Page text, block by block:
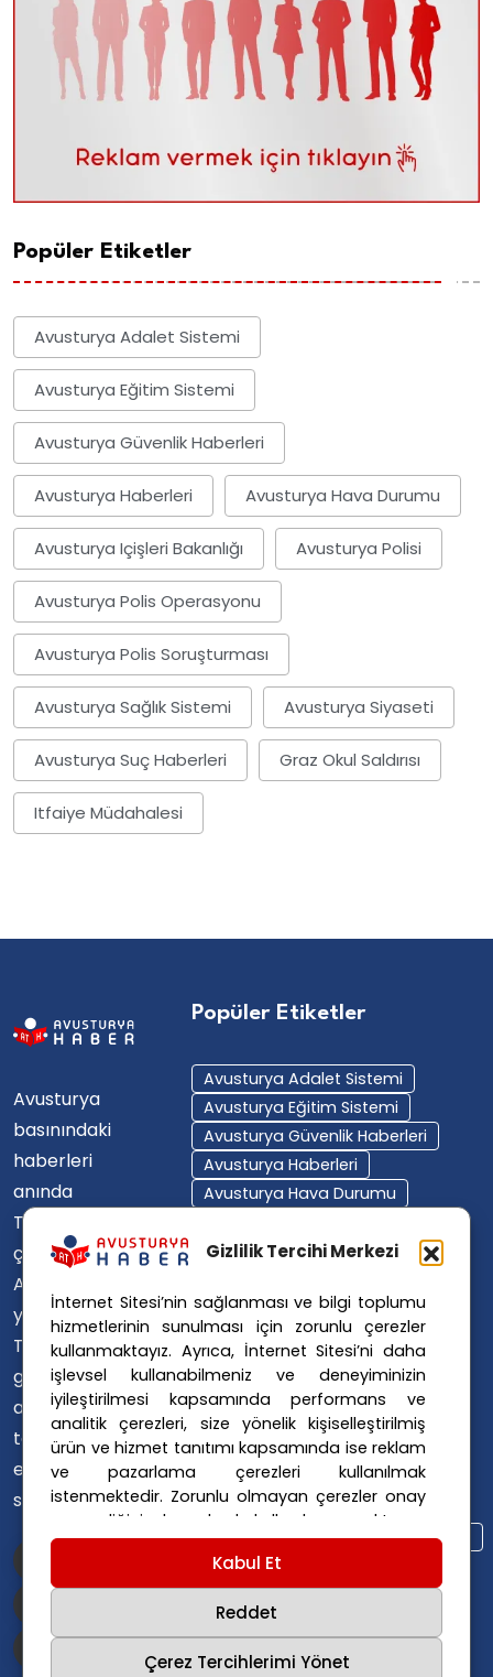
Gizlilik Tercihi Merkezi
İnternet Sitesi’nin sağlanması ve bilgi toplumu
hizmetlerinin sunulması için zorunlu çerezler
kullanmaktayız. Ayrıca, İnternet Sitesi’ni daha
işlevsel kullanabilmeniz ve deneyiminizin
iyileştirilmesi kapsamında performans ve
analitik çerezleri, size yönelik kişiselleştirilmiş
ürün ve hizmet tanıtımı kapsamında ise reklam
ve pazarlama çerezleri kullanılmak
istenmektedir. Zorunlu olmayan çerezler onay
vermediğiniz durumlarda kullanılmayacaktır.
Ayarlarınız 365 gün saklanır.
veGizlilik Politikasıiçin linklere tıklayınız.
Kabul Et
Reddet
Çerez Tercihlerimi Yönet
Popüler Etiketler
Avusturya Adalet Sistemi
Avusturya Eğitim Sistemi
Avusturya Güvenlik Haberleri
Avusturya Haberleri Avusturya Hava Durumu
Avusturya Içişleri Bakanlığı Avusturya Polisi
Avusturya Polis Operasyonu
Avusturya Polis Soruşturması
Avusturya Sağlık Sistemi Avusturya Siyaseti
Avusturya Suç Haberleri Graz Okul Saldırısı
Itfaiye Müdahalesi
Avusturya
basınındaki
haberleri
anında
Türkçe'ye
çevirerek,
Avusturya'da
yaşayan
Türklerin ülke
gündemini
ana dillerinde
takip
etmelerini
sağlıyoruz.
Popüler Etiketler
Avusturya Adalet Sistemi
Avusturya Eğitim Sistemi
Avusturya Güvenlik Haberleri
Avusturya Haberleri
Avusturya Hava Durumu
Avusturya Polisi
Avusturya Polis Soruşturması
Avusturya Sağlık Sistemi
Avusturya Siyaseti
Avusturya Suç Haberleri
Avusturya Trafik Haberleri
Donald Trump
FPÖ
Graz Okul Saldırısı
Internet Dolandırıcılığı
Itfaiye Müdahalesi
Viyana Polisi
Viyana Suç Haberleri